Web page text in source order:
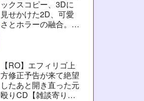
ックスコピー、3Dに
見せかけた2D、可愛
さとホラーの融合。数
【RO】エフィリゴ上
方修正予告が来て絶望
したあと開き直った元
殴りCD【雑談寄りの